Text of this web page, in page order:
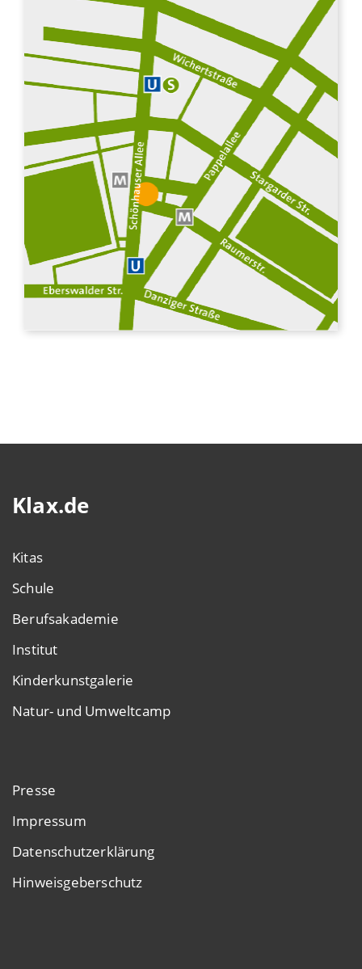
Klax.de
Kitas
Schule
Berufsakademie
Institut
Kinderkunstgalerie
Natur- und Umweltcamp
Presse
Impressum
Datenschutzerklärung
Hinweisgeberschutz